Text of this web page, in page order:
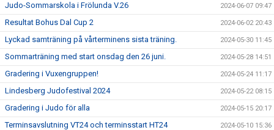
Judo-Sommarskola i Frölunda V.26 2024-06-07 09:47
Resultat Bohus Dal Cup 2 2024-06-02 20:43
Lyckad samträning på vårterminens sista träning. 2024-05-30 11:45
Sommarträning med start onsdag den 26 juni. 2024-05-28 14:51
Gradering i Vuxengruppen! 2024-05-24 11:17
Lindesberg Judofestival 2024 2024-05-22 08:15
Gradering i Judo för alla 2024-05-15 20:17
Terminsavslutning VT24 och terminsstart HT24 2024-05-10 15:36